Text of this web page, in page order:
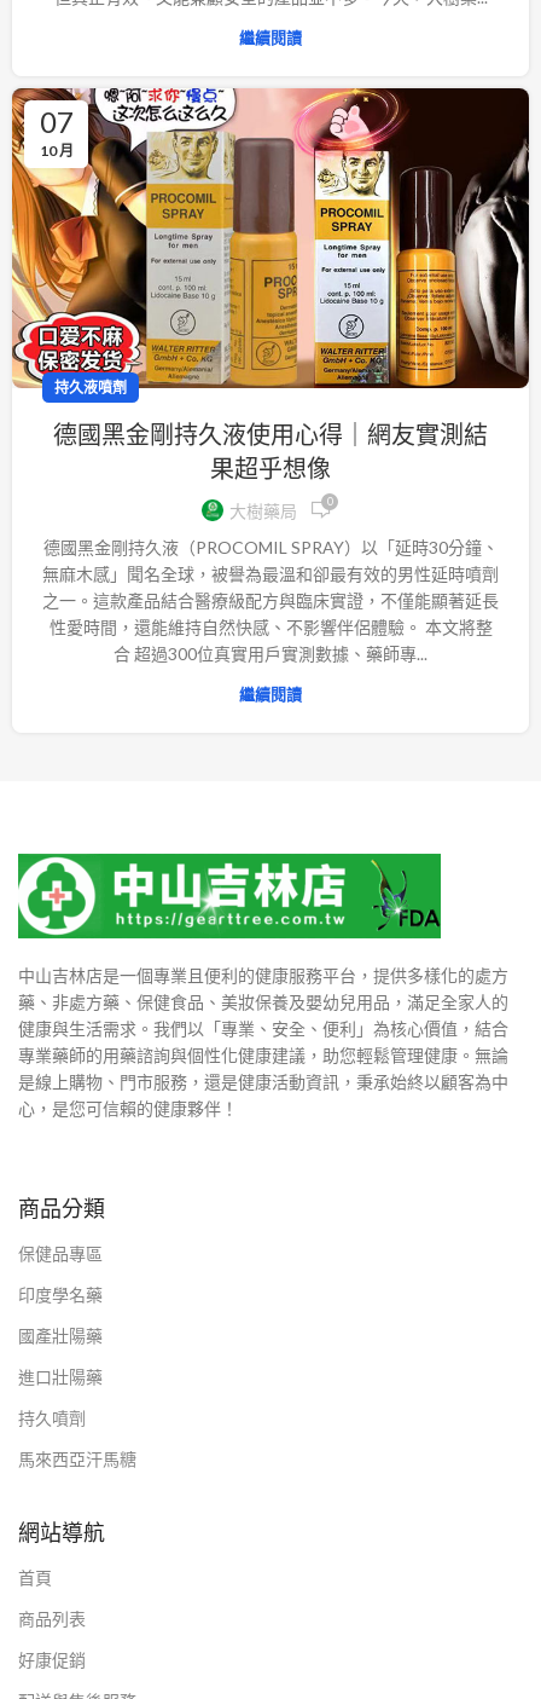
繼續閱讀
07
10 月
持久液噴劑
德國黑金剛持久液使用心得｜網友實測結
果超乎想像
大樹藥局 0
德國黑金剛持久液（PROCOMIL SPRAY）以「延時30分鐘、
無麻木感」聞名全球，被譽為最溫和卻最有效的男性延時噴劑
之一。這款產品結合醫療級配方與臨床實證，不僅能顯著延長
性愛時間，還能維持自然快感、不影響伴侶體驗。 本文將整
合 超過300位真實用戶實測數據、藥師專...
繼續閱讀
中山吉林店是一個專業且便利的健康服務平台，提供多樣化的處方
藥、非處方藥、保健食品、美妝保養及嬰幼兒用品，滿足全家人的
健康與生活需求。我們以「專業、安全、便利」為核心價值，結合
專業藥師的用藥諮詢與個性化健康建議，助您輕鬆管理健康。無論
是線上購物、門市服務，還是健康活動資訊，秉承始終以顧客為中
心，是您可信賴的健康夥伴！
商品分類
保健品專區
印度學名藥
國產壯陽藥
進口壯陽藥
持久噴劑
馬來西亞汗馬糖
網站導航
首頁
商品列表
好康促銷